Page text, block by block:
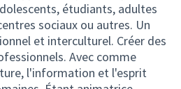
étudiants, adultes
sociaux ou autres. Un
et interculturel. Créer des
Avec comme
l'information et l'esprit